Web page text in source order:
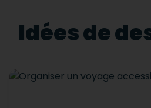
Idées de